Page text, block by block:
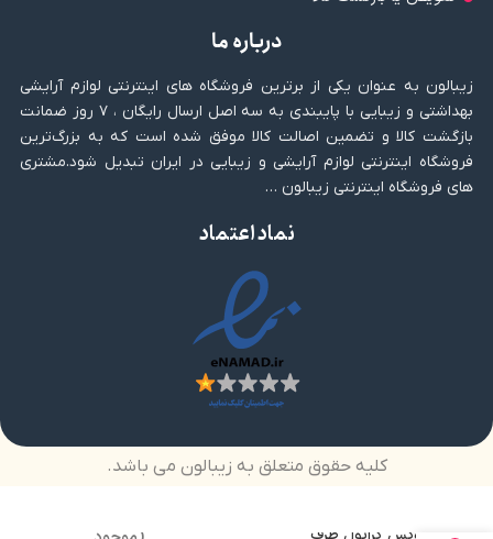
درباره ما
زیبالون به عنوان یکی از برترین فروشگاه های اینترنتی لوازم آرایشی
بهداشتی و زیبایی با پایبندی به سه اصل ارسال رایگان ، ۷ روز ضمانت
بازگشت کالا و تضمین اصالت کالا موفق شده است که به بزرگ‌ترین
فروشگاه اینترنتی لوازم آرایشی و زیبایی در ایران تبدیل شود.مشتری
های فروشگاه اینترنتی زیبالون …
نماد اعتماد
کلیه حقوق متعلق به زیبالون می باشد.